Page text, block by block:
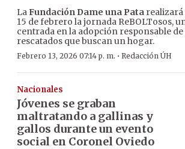
LaFundación Dame una Pata
15 de febrero la jornada ReBOLTosos,
centrada en la adopción responsable
rescatados que buscan un hogar.
Febrero 13, 2026 07:14 p. m. · Redacción ÚH
Nacionales
Jóvenes se graban
maltratando a gallinas y
gallos durante un evento
social en Coronel Oviedo